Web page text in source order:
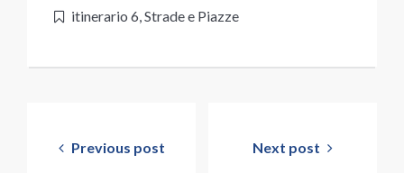
itinerario 6 Strade e Piazze
articoliPrevious post Next post